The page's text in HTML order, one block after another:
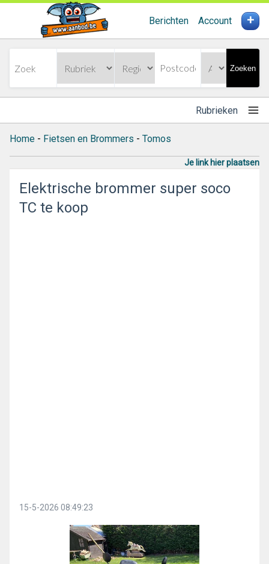
Berichten Account +
Zoeken
Rubrieken
Home - Fietsen en Brommers - Tomos
Je link hier plaatsen
Elektrische brommer super soco
TC te koop
15-5-2026 08:49:23